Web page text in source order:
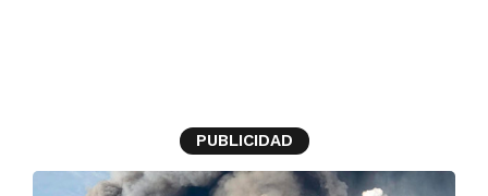
PUBLICIDAD